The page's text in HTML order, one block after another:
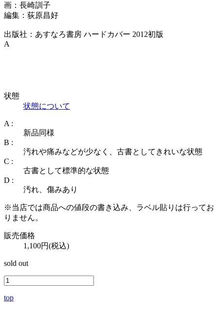
画：長崎訓子
編集：荻原昌好
出版社：あすなろ書房 ハードカバー 2012初版
A
状態
状態について
A :
新品同様
B :
汚れや痛みなどが少なく、古書としてきれいな状態
C :
古書として標準的な状態
D :
汚れ、傷みあり
※当店では商品への値段の書き込み、ラベル貼りは行ってお
りません。
販売価格
1,100円(税込)
sold out
top